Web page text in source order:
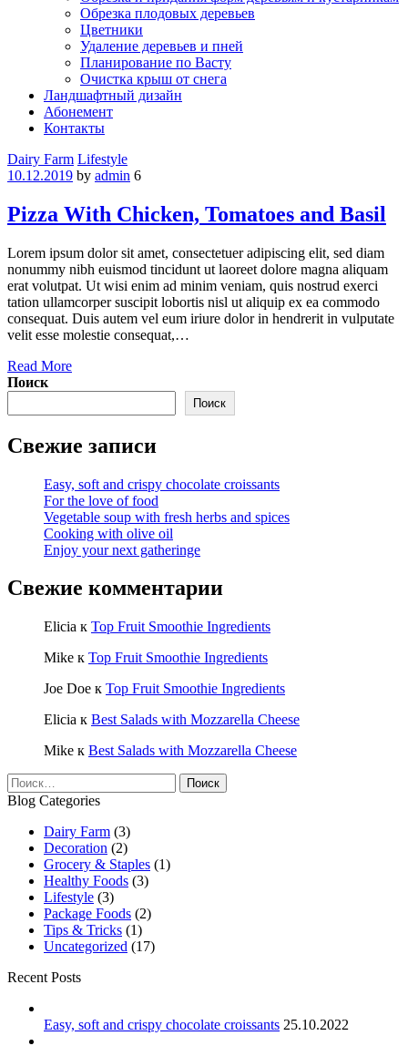
Обрезка плодовых деревьев
Цветники
Удаление деревьев и пней
Планирование по Васту
Очистка крыш от снега
Ландшафтный дизайн
Абонемент
Контакты
Categories
Dairy Farm Lifestyle
10.12.2019 by admin 6
Pizza With Chicken, Tomatoes and Basil
Lorem ipsum dolor sit amet, consectetuer adipiscing elit, sed diam
nonummy nibh euismod tincidunt ut laoreet dolore magna aliquam
erat volutpat. Ut wisi enim ad minim veniam, quis nostrud exerci
tation ullamcorper suscipit lobortis nisl ut aliquip ex ea commodo
consequat. Duis autem vel eum iriure dolor in hendrerit in vulputate
velit esse molestie consequat,…
Read More
Поиск
Поиск
Свежие записи
Easy, soft and crispy chocolate croissants
For the love of food
Vegetable soup with fresh herbs and spices
Cooking with olive oil
Enjoy your next gatheringe
Свежие комментарии
Elicia к Top Fruit Smoothie Ingredients
Mike к Top Fruit Smoothie Ingredients
Joe Doe к Top Fruit Smoothie Ingredients
Elicia к Best Salads with Mozzarella Cheese
Mike к Best Salads with Mozzarella Cheese
Найти:
Blog Categories
Dairy Farm (3)
Decoration (2)
Grocery & Staples (1)
Healthy Foods (3)
Lifestyle (3)
Package Foods (2)
Tips & Tricks (1)
Uncategorized (17)
Recent Posts
Easy, soft and crispy chocolate croissants 25.10.2022